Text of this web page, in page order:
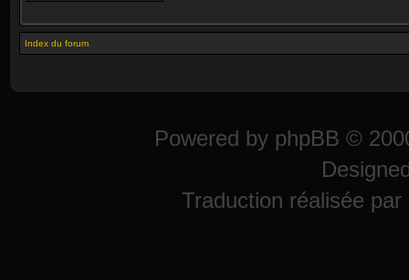
Index du forum
Powered by phpBB ©
Traduction réalisée par